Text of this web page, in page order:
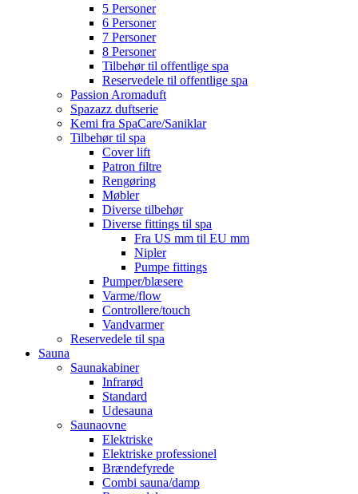
5 Personer
6 Personer
7 Personer
8 Personer
Tilbehør til offentlige spa
Reservedele til offentlige spa
Passion Aromaduft
Spazazz duftserie
Kemi fra SpaCare/Saniklar
Tilbehør til spa
Cover lift
Patron filtre
Rengøring
Møbler
Diverse tilbehør
Diverse fittings til spa
Fra US mm til EU mm
Nipler
Pumpe fittings
Pumper/blæsere
Varme/flow
Controllere/touch
Vandvarmer
Reservedele til spa
Sauna
Saunakabiner
Infrarød
Standard
Udesauna
Saunaovne
Elektriske
Elektriske professionel
Brændefyrede
Combi sauna/damp